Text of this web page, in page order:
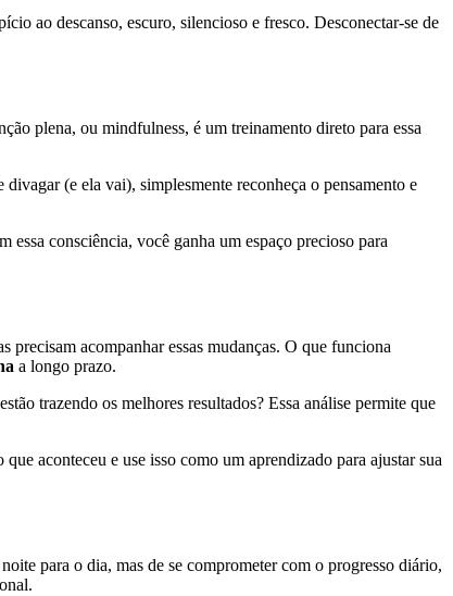
ao descanso, escuro, silencioso e fresco. Desconectar-se de
plena, ou mindfulness, é um treinamento direto para essa
(e ela vai), simplesmente reconheça o pensamento e
consciência, você ganha um espaço precioso para
acompanhar essas mudanças. O que funciona
a longo prazo.
trazendo os melhores resultados? Essa análise permite que
aconteceu e use isso como um aprendizado para ajustar sua
para o dia, mas de se comprometer com o progresso diário,